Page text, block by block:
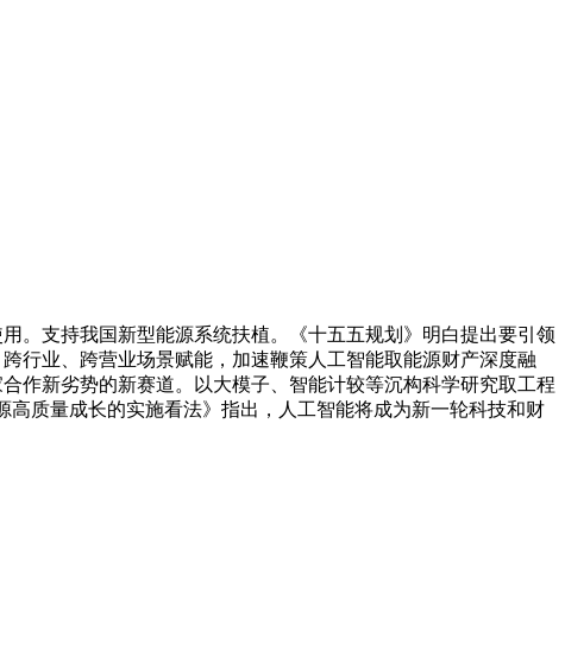
支持我国新型能源系统扶植。《十五五规划》明白提出要引领
行业、跨营业场景赋能，加速鞭策人工智能取能源财产深度融
作新劣势的新赛道。以大模子、智能计较等沉构科学研究取工程
质量成长的实施看法》指出，人工智能将成为新一轮科技和财